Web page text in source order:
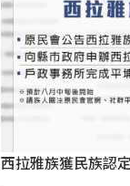
西拉雅族獲民族認